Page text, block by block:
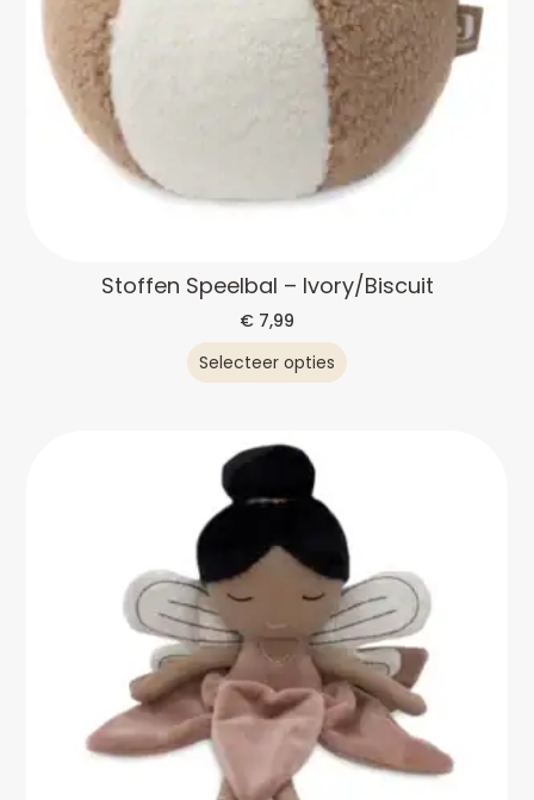
Stoffen Speelbal – Ivory/Biscuit
€ 7,99
Selecteer opties